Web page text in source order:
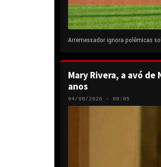
Arremessador ignora polêmicas
Mary Rivera, a avó de
anos
04/08/2026 · 08:05